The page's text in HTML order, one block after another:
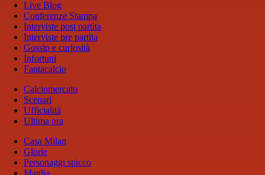
Live Blog
Conferenze Stampa
Interviste post partita
Interviste pre partita
Gossip e curiosità
Infortuni
Fantacalcio
Calciomercato
Scenari
Ufficialità
Ultima ora
Casa Milan
Glorie
Personaggi spicco